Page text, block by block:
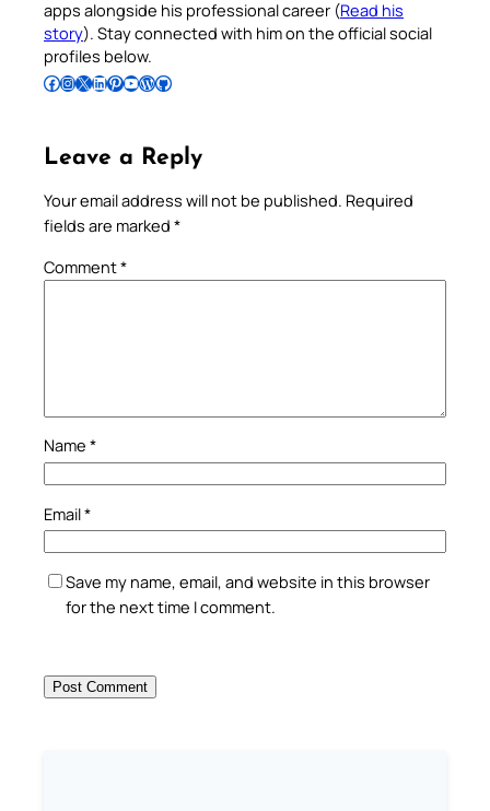
apps alongside his professional career (Read his
story). Stay connected with him on the official social
profiles below.
Follow Pradeep on Facebook Follow Pradeep on InstagramFollow Pradeep on X Follow Pradeep on LinkedIn Follow Pradeep on Pinterest Subscribe to Pradeep’s Youtube Channel Follow Pradeep on WordPress Follow Pradeep on GitHub
Leave a Reply
Your email address will not be published. Required
fields are marked *
Comment*
Name *
Email*
Save my name, email, and website in this browser
for the next time I comment.